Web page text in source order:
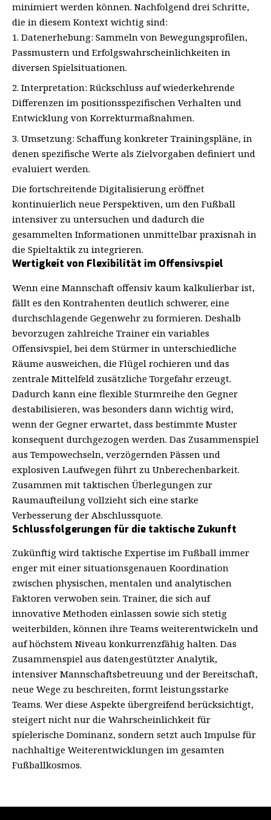
minimiert werden können. Nachfolgend drei Schritte,
die in diesem Kontext wichtig sind:
Datenerhebung: Sammeln von Bewegungsprofilen,
Passmustern und Erfolgswahrscheinlichkeiten in
diversen Spielsituationen.
Interpretation: Rückschluss auf wiederkehrende
Differenzen im positionsspezifischen Verhalten und
Entwicklung von Korrekturmaßnahmen.
Umsetzung: Schaffung konkreter Trainingspläne, in
denen spezifische Werte als Zielvorgaben definiert und
evaluiert werden.
Die fortschreitende Digitalisierung eröffnet
kontinuierlich neue Perspektiven, um den Fußball
intensiver zu untersuchen und dadurch die
gesammelten Informationen unmittelbar praxisnah in
die Spieltaktik zu integrieren.
Wertigkeit von Flexibilität im Offensivspiel
Wenn eine Mannschaft offensiv kaum kalkulierbar ist,
fällt es den Kontrahenten deutlich schwerer, eine
durchschlagende Gegenwehr zu formieren. Deshalb
bevorzugen zahlreiche Trainer ein variables
Offensivspiel, bei dem Stürmer in unterschiedliche
Räume ausweichen, die Flügel rochieren und das
zentrale Mittelfeld zusätzliche Torgefahr erzeugt.
Dadurch kann eine flexible Sturmreihe den Gegner
destabilisieren, was besonders dann wichtig wird,
wenn der Gegner erwartet, dass bestimmte Muster
konsequent durchgezogen werden. Das Zusammenspiel
aus Tempowechseln, verzögernden Pässen und
explosiven Laufwegen führt zu Unberechenbarkeit.
Zusammen mit taktischen Überlegungen zur
Raumaufteilung vollzieht sich eine starke
Verbesserung der Abschlussquote.
Schlussfolgerungen für die taktische Zukunft
Zukünftig wird taktische Expertise im Fußball immer
enger mit einer situationsgenauen Koordination
zwischen physischen, mentalen und analytischen
Faktoren verwoben sein. Trainer, die sich auf
innovative Methoden einlassen sowie sich stetig
weiterbilden, können ihre Teams weiterentwickeln und
auf höchstem Niveau konkurrenzfähig halten. Das
Zusammenspiel aus datengestützter Analytik,
intensiver Mannschaftsbetreuung und der Bereitschaft,
neue Wege zu beschreiten, formt leistungsstarke
Teams. Wer diese Aspekte übergreifend berücksichtigt,
steigert nicht nur die Wahrscheinlichkeit für
spielerische Dominanz, sondern setzt auch Impulse für
nachhaltige Weiterentwicklungen im gesamten
Fußballkosmos.